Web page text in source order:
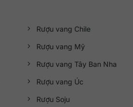
Rượu vang Chile
Rượu vang Mỹ
Rượu vang Tây Ban Nha
Rượu vang Úc
Rượu Soju